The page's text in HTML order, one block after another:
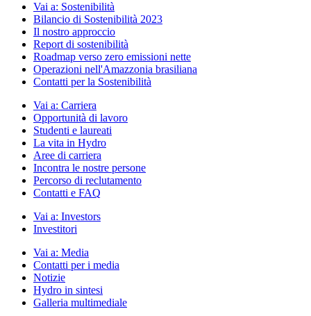
Vai a: Sostenibilità
Bilancio di Sostenibilità 2023
Il nostro approccio
Report di sostenibilità
Roadmap verso zero emissioni nette
Operazioni nell'Amazzonia brasiliana
Contatti per la Sostenibilità
Vai a: Carriera
Opportunità di lavoro
Studenti e laureati
La vita in Hydro
Aree di carriera
Incontra le nostre persone
Percorso di reclutamento
Contatti e FAQ
Vai a: Investors
Investitori
Vai a: Media
Contatti per i media
Notizie
Hydro in sintesi
Galleria multimediale